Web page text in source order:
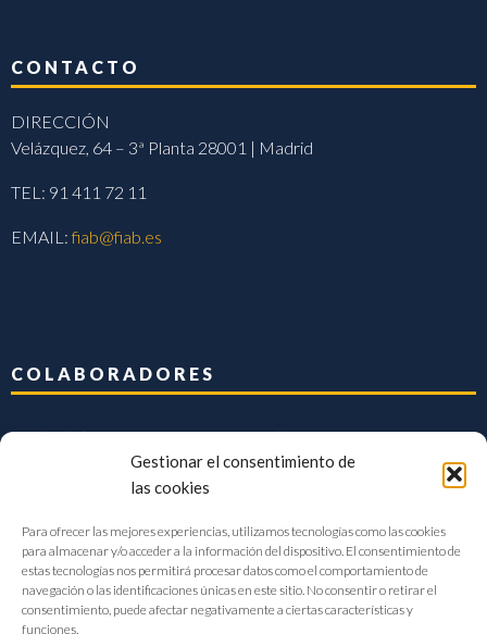
Gestionar el consentimiento de
las cookies
Para ofrecer las mejores experiencias, utilizamos tecnologías como las cookies
para almacenar y/o acceder a la información del dispositivo. El consentimiento de
estas tecnologías nos permitirá procesar datos como el comportamiento de
navegación o las identificaciones únicas en este sitio. No consentir o retirar el
consentimiento, puede afectar negativamente a ciertas características y
funciones.
CONTACTO
DIRECCIÓN
Velázquez, 64 – 3ª Planta 28001 | Madrid
TEL: 91 411 72 11
EMAIL:fiab@fiab.es
COLABORADORES